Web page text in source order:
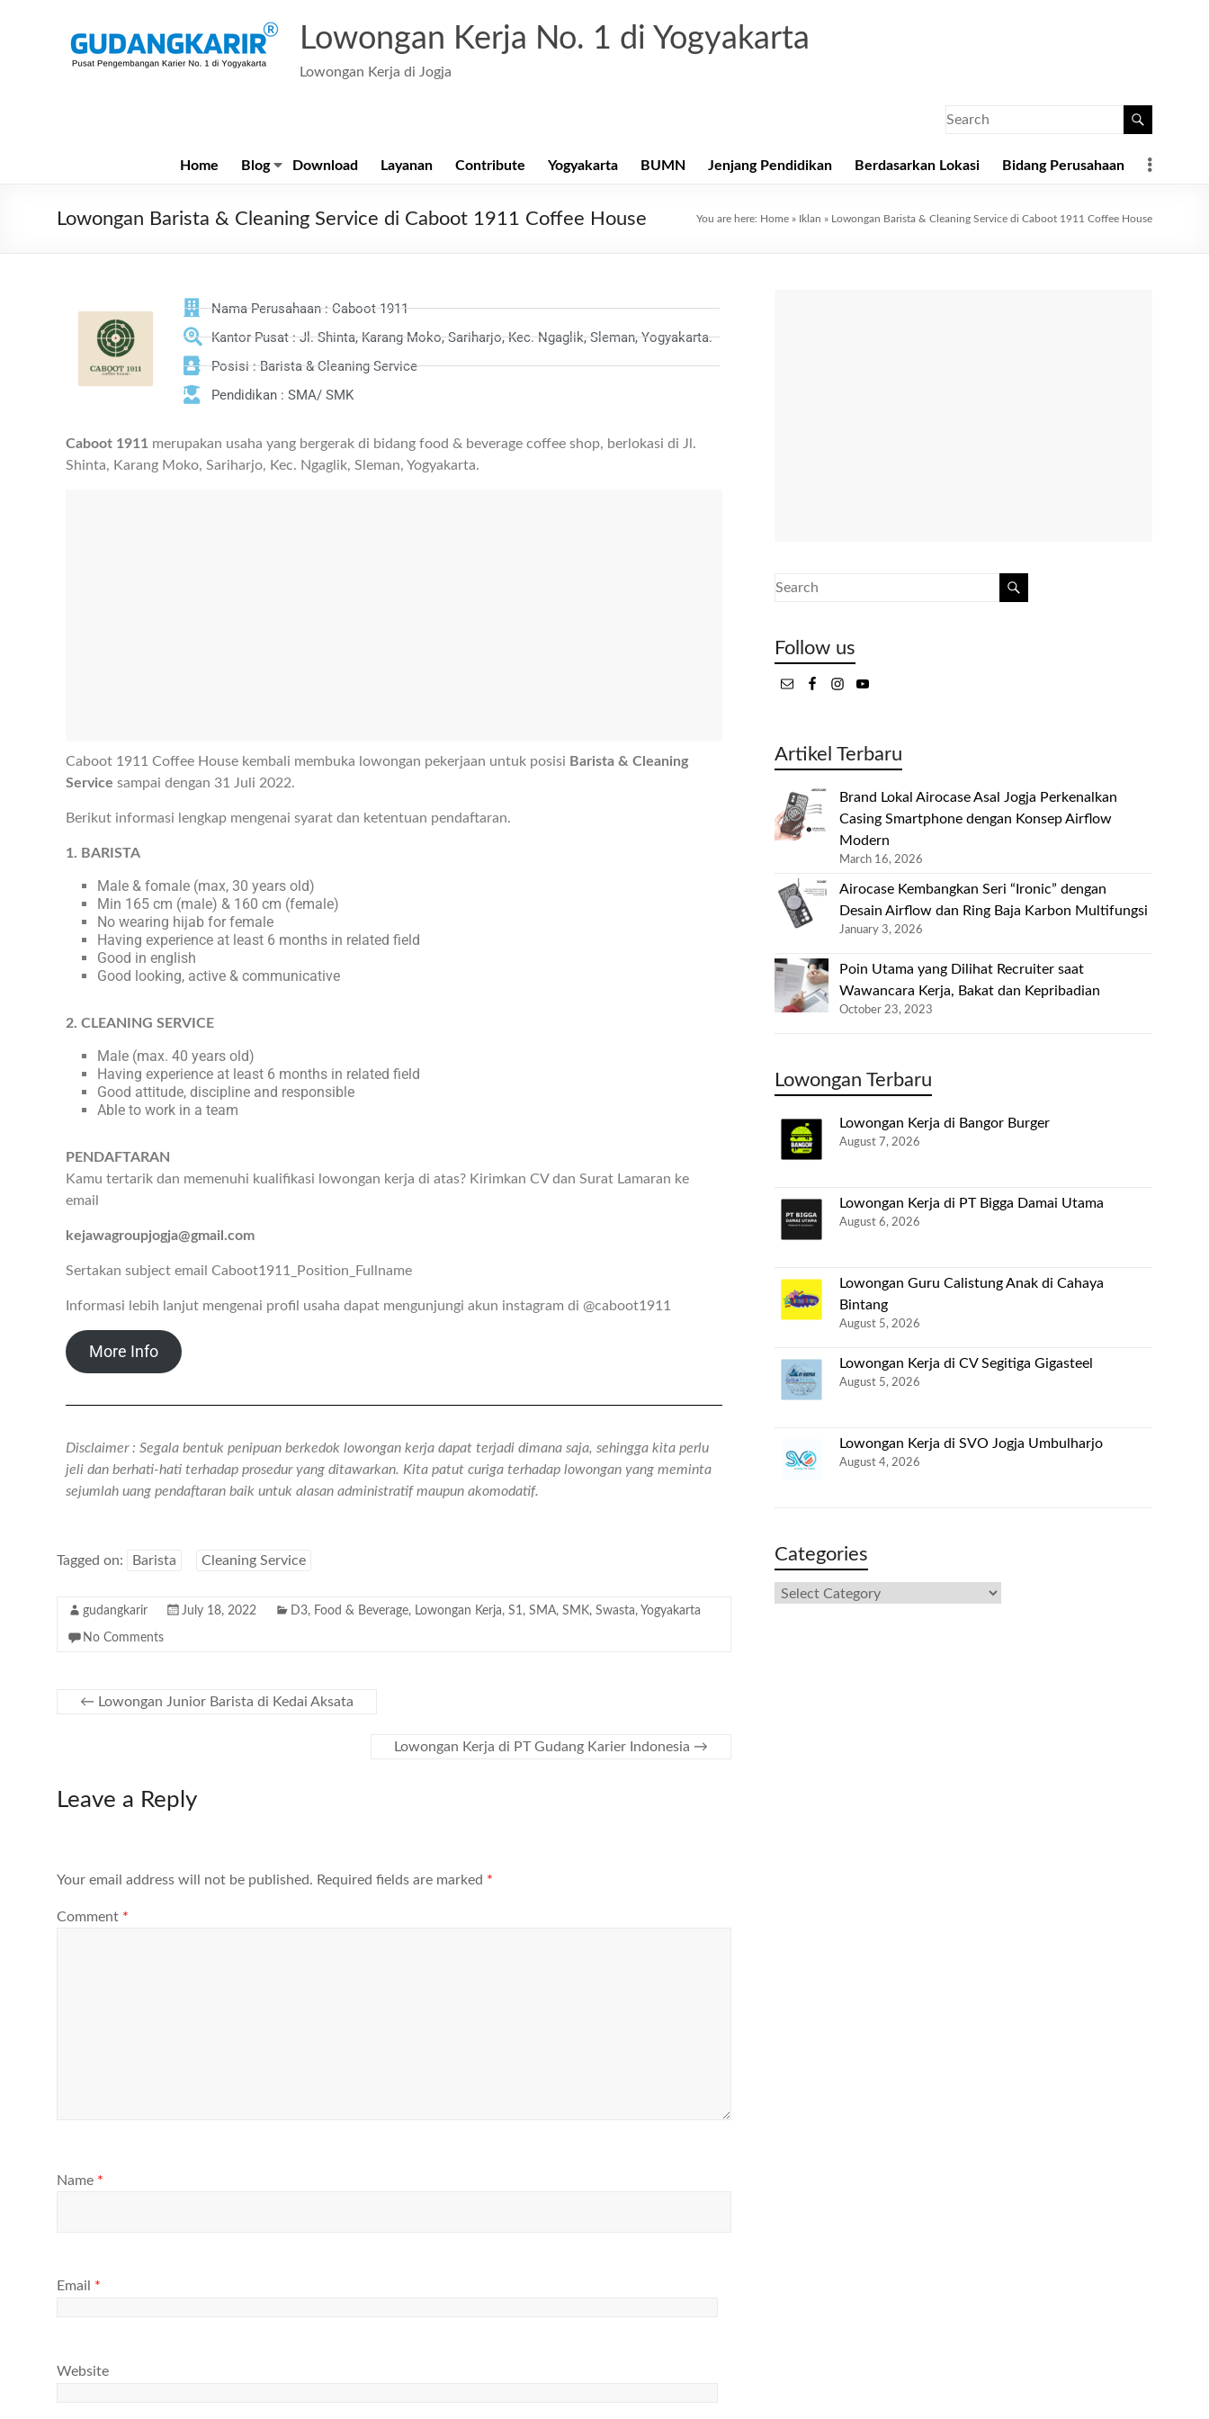
Lowongan Kerja No. 1 di Yogyakarta
Lowongan Kerja di Jogja
Home Blog Download Layanan Contribute Yogyakarta BUMN Jenjang Pendidikan Berdasarkan Lokasi Bidang Perusahaan
Lowongan Barista & Cleaning Service di Caboot 1911 Coffee House You are here: Home » Iklan » Lowongan Barista & Cleaning Service di Caboot 1911 Coffee House
Nama Perusahaan : Caboot 1911
Kantor Pusat : Jl. Shinta, Karang Moko, Sariharjo, Kec. Ngaglik, Sleman, Yogyakarta.
Posisi : Barista & Cleaning Service
Pendidikan : SMA/ SMK
Caboot 1911 merupakan usaha yang bergerak di bidang food & beverage coffee shop, berlokasi di Jl.
Shinta, Karang Moko, Sariharjo, Kec. Ngaglik, Sleman, Yogyakarta.
Caboot 1911 Coffee House kembali membuka lowongan pekerjaan untuk posisi Barista & Cleaning
Service sampai dengan 31 Juli 2022.
Berikut informasi lengkap mengenai syarat dan ketentuan pendaftaran.
1. BARISTA
Male & fomale (max, 30 years old)
Min 165 cm (male) & 160 cm (female)
No wearing hijab for female
Having experience at least 6 months in related field
Good in english
Good looking, active & communicative
2. CLEANING SERVICE
Male (max. 40 years old)
Having experience at least 6 months in related field
Good attitude, discipline and responsible
Able to work in a team
PENDAFTARAN
Kamu tertarik dan memenuhi kualifikasi lowongan kerja di atas? Kirimkan CV dan Surat Lamaran ke
email
kejawagroupjogja@gmail.com
Sertakan subject email Caboot1911_Position_Fullname
Informasi lebih lanjut mengenai profil usaha dapat mengunjungi akun instagram di @caboot1911
More Info
Disclaimer : Segala bentuk penipuan berkedok lowongan kerja dapat terjadi dimana saja, sehingga kita perlu
jeli dan berhati-hati terhadap prosedur yang ditawarkan. Kita patut curiga terhadap lowongan yang meminta
sejumlah uang pendaftaran baik untuk alasan administratif maupun akomodatif.
Tagged on: Barista Cleaning Service
gudangkarir July 18, 2022 D3, Food & Beverage, Lowongan Kerja, S1, SMA, SMK, Swasta, Yogyakarta
No Comments
← Lowongan Junior Barista di Kedai Aksata
Lowongan Kerja di PT Gudang Karier Indonesia →
Leave a Reply
Your email address will not be published. Required fields are marked *
Comment *
Name *
Email *
Website
Follow us
Artikel Terbaru
Brand Lokal Airocase Asal Jogja Perkenalkan
Casing Smartphone dengan Konsep Airflow
Modern
March 16, 2026
Airocase Kembangkan Seri “Ironic” dengan
Desain Airflow dan Ring Baja Karbon Multifungsi
January 3, 2026
Poin Utama yang Dilihat Recruiter saat
Wawancara Kerja, Bakat dan Kepribadian
October 23, 2023
Lowongan Terbaru
Lowongan Kerja di Bangor Burger
August 7, 2026
Lowongan Kerja di PT Bigga Damai Utama
August 6, 2026
Lowongan Guru Calistung Anak di Cahaya
Bintang
August 5, 2026
Lowongan Kerja di CV Segitiga Gigasteel
August 5, 2026
Lowongan Kerja di SVO Jogja Umbulharjo
August 4, 2026
Categories